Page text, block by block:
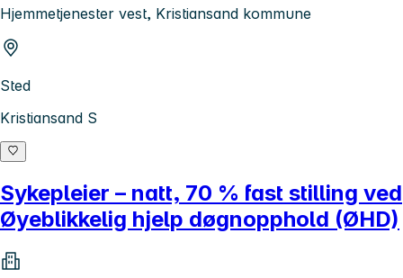
Hjemmetjenester vest, Kristiansand kommune
Sted
Kristiansand S
Sykepleier – natt, 70 % fast stilling ved
Øyeblikkelig hjelp døgnopphold (ØHD)